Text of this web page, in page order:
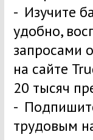
- Изучите
удобно,
запросами
на сайте
20 тысяч
-
трудовым